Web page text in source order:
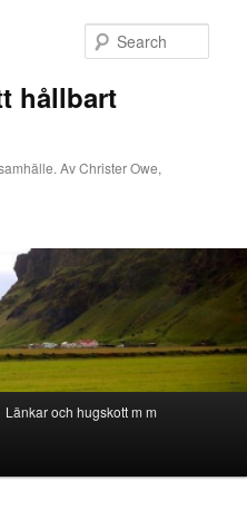
hållbart
Av Christer Owe,
Länkar och hugskott m m